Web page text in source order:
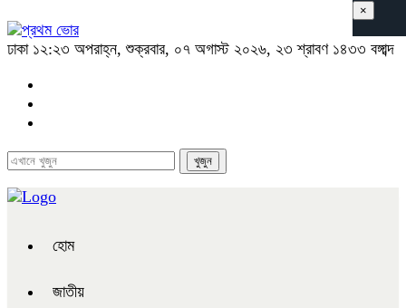
ঢাকা ১২:২৩ অপরাহ্ন, শুক্রবার, ০৭ অগাস্ট ২০২৬, ২৩ শ্রাবণ ১৪৩৩ বঙ্গাব্দ
হোম
জাতীয়
×